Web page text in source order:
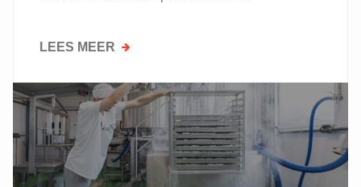
LEES MEER OVER
EN
DUURZAAMHEID:
ONTDEK
DE
OPLEIDINGEN
VOOR